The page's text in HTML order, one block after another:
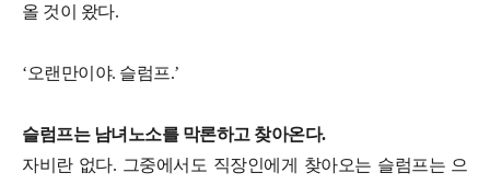
올 것이 왔다.
‘오랜만이야. 슬럼프.’
슬럼프는 남녀노소를 막론하고 찾아온다.
자비란 없다. 그중에서도 직장인에게 찾아오는 슬럼프는 으